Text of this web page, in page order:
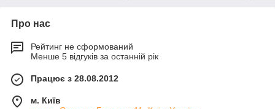
Про нас
Рейтинг не сформований
Менше 5 відгуків за останній рік
Працює з 28.08.2012
м. Київ